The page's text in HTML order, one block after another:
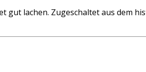
gut lachen. Zugeschaltet aus dem